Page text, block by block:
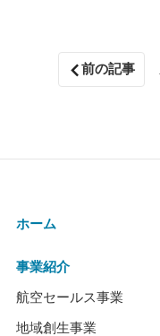
前の記事
ホーム
事業紹介
航空セールス事業
地域創生事業